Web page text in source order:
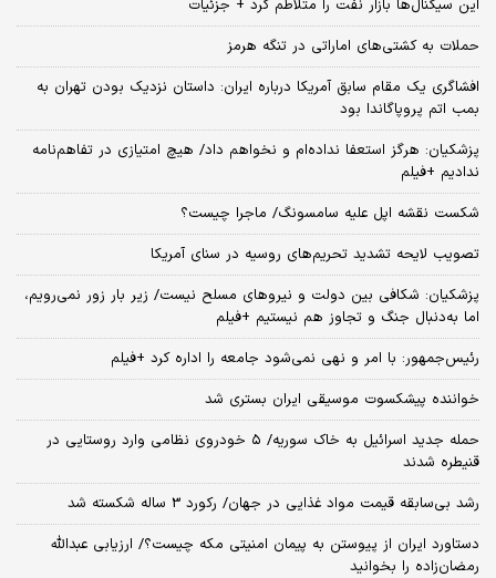
این سیگنال‌ها بازار نفت را متلاطم کرد + جزئیات
حملات به کشتی‌های اماراتی در تنگه هرمز
افشاگری یک مقام سابق آمریکا درباره ایران: داستان نزدیک بودن تهران به
بمب اتم پروپاگاندا بود
پزشکیان: هرگز استعفا نداده‌ام و نخواهم داد/ هیچ امتیازی در تفاهم‌نامه
ندادیم +فیلم
شکست نقشه اپل علیه سامسونگ/ ماجرا چیست؟
تصویب لایحه تشدید تحریم‌های روسیه در سنای آمریکا
پزشکیان: شکافی بین دولت و نیروهای مسلح نیست/ زیر بار زور نمی‌رویم،
اما به‌دنبال جنگ و تجاوز هم نیستیم +فیلم
رئیس‌جمهور: با امر و نهی نمی‌شود جامعه را اداره کرد +فیلم
خواننده پیشکسوت موسیقی ایران بستری شد
حمله جدید اسرائیل به خاک سوریه/ ۵ خودروی نظامی وارد روستایی در
قنیطره شدند
رشد بی‌سابقه قیمت مواد غذایی در جهان/ رکورد 3 ساله شکسته شد
دستاورد ایران از پیوستن به پیمان امنیتی مکه چیست؟/ ارزیابی عبدالله
رمضان‌زاده را بخوانید